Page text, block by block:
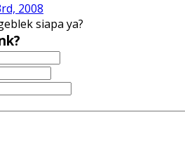
2008
siapa ya?